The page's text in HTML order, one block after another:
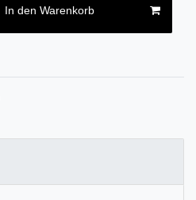
In den Warenkorb